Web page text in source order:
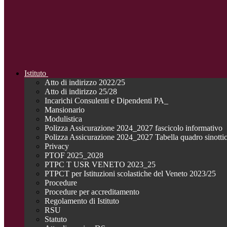
Istituto
Atto di indirizzo 2022/25
Atto di indirizzo 25/28
Incarichi Consulenti e Dipendenti PA_
Mansionario
Modulistica
Polizza Assicurazione 2024_2027 fascicolo informativo
Polizza Assicurazione 2024_2027 Tabella quadro
Privacy
PTOF 2025_2028
PTPC T USR VENETO 2023_25
PTPCT per Istituzioni scolastiche del Veneto 2023/25
Procedure
Procedure per accreditamento
Regolamento di Istituto
RSU
Statuto